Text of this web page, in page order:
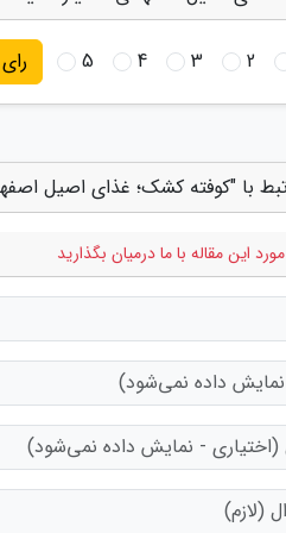
2
3
4
5 رای
با "کوفته کشک؛ غذای اصیل
این مقاله با ما درمیان بگذارید